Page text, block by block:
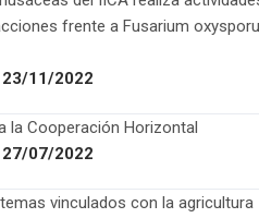
frente a Fusarium
23/11/2022
la Cooperación Horizontal
27/07/2022
vinculados con la agricultura